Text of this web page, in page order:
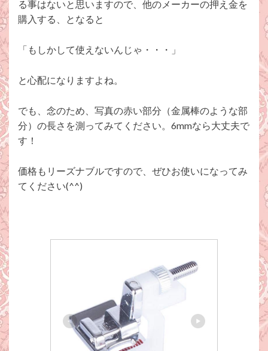
る事はないと思いますので、他のメーカーの押え金を
購入する、となると
「もしかして使えないんじゃ・・・」
と心配になりますよね。
でも、念のため、写真の赤い部分（金属棒のような部
分）の長さを測ってみてください。6mmなら大丈夫で
す！
価格もリーズナブルですので、ぜひお使いになってみ
てください(^^)